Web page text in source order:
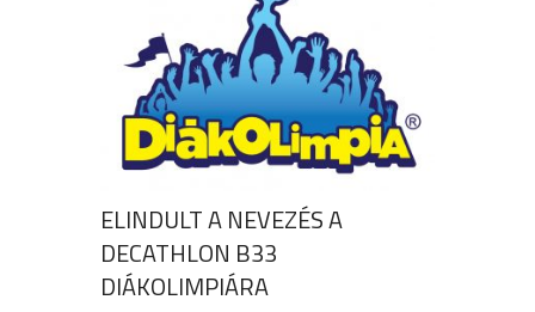
ELINDULT A NEVEZÉS A
DECATHLON B33
DIÁKOLIMPIÁRA